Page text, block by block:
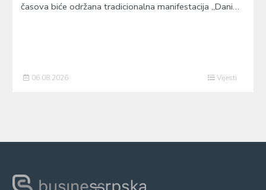
časova biće održana tradicionalna manifestacija „Dani…
06.08.2026 Vijesti